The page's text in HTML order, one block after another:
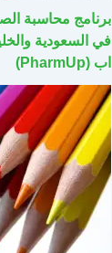
برنامج محاسبة
في السعودية
اب (PharmUp)